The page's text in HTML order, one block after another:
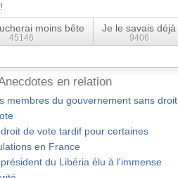
moins bête
45146
Je le savais déjà
9406
en relation
membres du gouvernement sans droit
de vote tardif pour certaines
en France
du Libéria élu à l'immense